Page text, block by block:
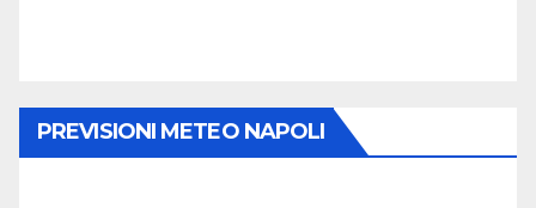
PREVISIONI METEO NAPOLI